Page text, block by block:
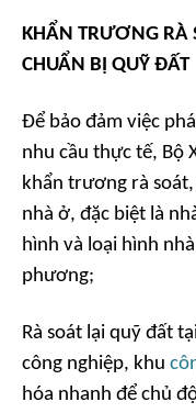
KHẨN TRƯƠNG RÀ
CHUẨN BỊ QUỸ ĐẤT
Để bảo đảm việc
nhu cầu thực tế, Bộ
khẩn trương rà
nhà ở, đặc biệt là
hình và loại hình
phương;
Rà soát lại quỹ đất
công nghiệp, khu
hóa nhanh để chủ